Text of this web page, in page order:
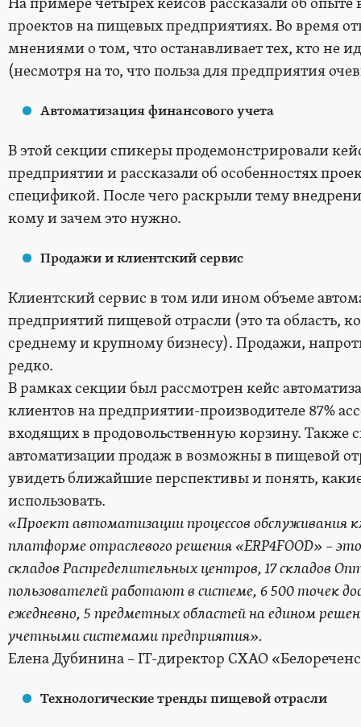
проектов на пищевых предприятиях. Во время
мнениями о том, что останавливает тех, кто не
(несмотря на то, что польза для предприятия
Автоматизация финансового учета
В этой секции спикеры продемонстрировали
предприятии и рассказали об особенностях
спецификой. После чего раскрыли тему
кому и зачем это нужно.
Продажи и клиентский сервис
Клиентский сервис в том или ином объеме
предприятий пищевой отрасли (это та область,
среднему и крупному бизнесу). Продажи,
редко.
В рамках секции был рассмотрен кейс
клиентов на предприятии-производителе 87%
входящих в продовольственную корзину. Также
автоматизации продаж в возможны в пищевой
увидеть ближайшие перспективы и понять,
использовать.
«Проект автоматизации процессов обслуживания
платформе отраслевого решения «ERP4FOOD» –
складов Распределительных центров, 17 складов
пользователей работают в системе, 6 500 точек
ежедневно, 5 предметных областей на едином
учетными системами предприятия».
Елена Дубинина – IT-директор СХАО
Технологические тренды пищевой отрасли